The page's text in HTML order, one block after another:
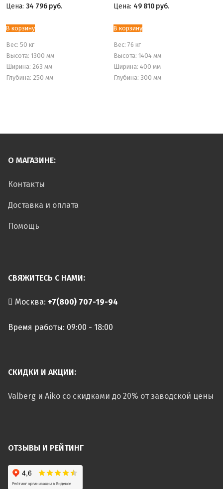
Цена: 34 796 руб.
В корзину
Вес: 50 кг
Высота: 1300 мм
Ширина: 263 мм
Глубина: 250 мм
Цена: 49 810 руб.
В корзину
Вес: 76 кг
Высота: 1404 мм
Ширина: 400 мм
Глубина: 300 мм
О МАГАЗИНЕ:
Контакты
Доставка и оплата
Помощь
СВЯЖИТЕСЬ С НАМИ:
Москва: +7(800) 707-19-94
Время работы: 09:00 - 18:00
СКИДКИ И АКЦИИ:
Valberg и Aiko со скидками до 20% от заводской цены
ОТЗЫВЫ И РЕЙТИНГ